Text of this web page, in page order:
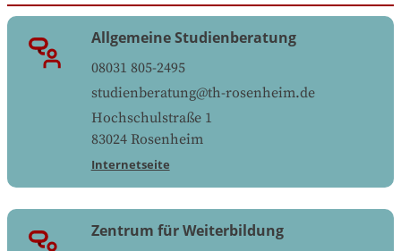
Allgemeine Studienberatung
08031 805-2495
studienberatung@th-rosenheim.de
Hochschulstraße 1
83024 Rosenheim
Internetseite
Zentrum für Weiterbildung